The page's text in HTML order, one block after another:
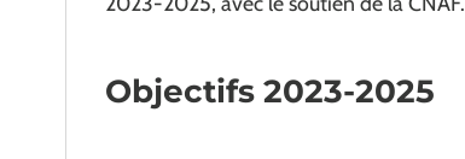
Objectifs 2023-2025